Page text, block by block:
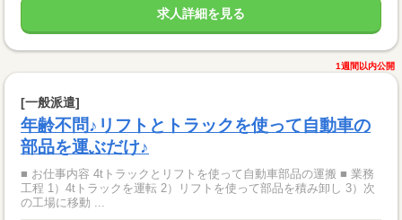
求人詳細を見る
1週間以内公開
[一般派遣]
年齢不問♪リフトとトラックを使って自動車の
部品を運ぶだけ♪
■ お仕事内容 4tトラックとリフトを使って自動車部品の運搬 ■ 業務
工程 1）4tトラックを運転 2）リフトを使って部品を積み卸し 3）次
の工場に移動 ...